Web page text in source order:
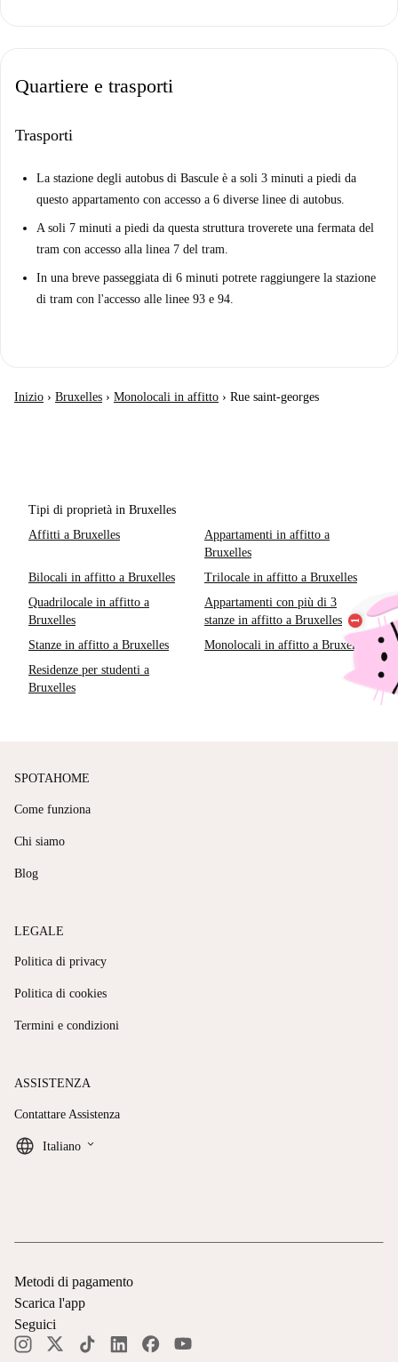
Quartiere e trasporti
Trasporti
La stazione degli autobus di Bascule è a soli 3 minuti a piedi da
questo appartamento con accesso a 6 diverse linee di autobus.
A soli 7 minuti a piedi da questa struttura troverete una fermata del
tram con accesso alla linea 7 del tram.
In una breve passeggiata di 6 minuti potrete raggiungere la stazione
di tram con l'accesso alle linee 93 e 94.
Inizio › Bruxelles › Monolocali in affitto › Rue saint-georges
Tipi di proprietà in Bruxelles
Affitti a Bruxelles
Appartamenti in affitto a
Bruxelles
Bilocali in affitto a Bruxelles
Trilocale in affitto a Bruxelles
Quadrilocale in affitto a
Bruxelles
Appartamenti con più di 3
stanze in affitto a Bruxelles
Stanze in affitto a Bruxelles
Monolocali in affitto a Bruxelles
Residenze per studenti a
Bruxelles
SPOTAHOME
Come funziona
Chi siamo
Blog
LEGALE
Politica di privacy
Politica di cookies
Termini e condizioni
ASSISTENZA
Contattare Assistenza
Italiano keyboard_arrow_down
Metodi di pagamento
Scarica l'app
Seguici